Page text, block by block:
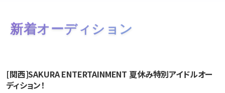
新着オーディション
[関西]SAKURA ENTERTAINMENT 夏休み特別アイドルオー
ディション！